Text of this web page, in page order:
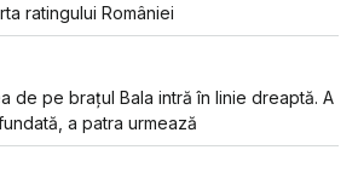
ratingului României
de pe brațul Bala intră în linie dreaptă. A
a patra urmează